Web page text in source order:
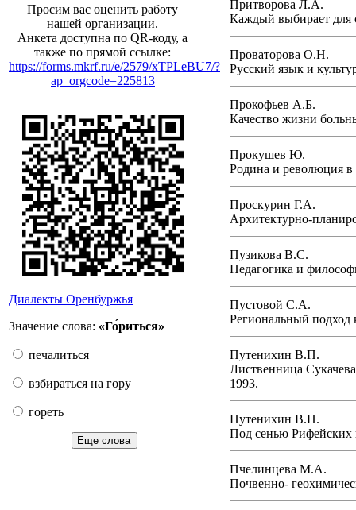
Просим вас оценить работу
нашей организации.
Анкета доступна по QR-коду, а
также по прямой ссылке:
https://forms.mkrf.ru/e/2579/xTPLeBU7/?
ap_orgcode=225813
Диалекты Оренбуржья
Значение слова: «Го́риться»
печалиться
взбираться на гору
гореть
Еще слова
Притворова Л.А.
Каждый выбирает для
Проваторова О.Н.
Русский язык и
Прокофьев А.Б.
Качество жизни
Прокушев Ю.
Родина и революция в
Проскурин Г.А.
Архитектурно-
Пузикова В.С.
Педагогика и
Пустовой С.А.
Региональный подход
Путенихин В.П.
Лиственница
1993.
Путенихин В.П.
Под сенью
Пчелинцева М.А.
Почвенно-